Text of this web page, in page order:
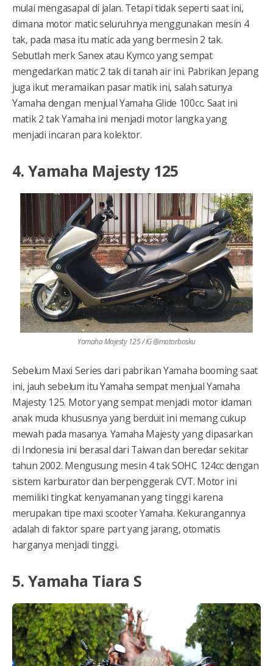
mulai mengasapal di jalan. Tetapi tidak seperti saat ini,
dimana motor matic seluruhnya menggunakan mesin 4
tak, pada masa itu matic ada yang bermesin 2 tak.
Sebutlah merk Sanex atau Kymco yang sempat
mengedarkan matic 2 tak di tanah air ini. Pabrikan Jepang
juga ikut meramaikan pasar matik ini, salah satunya
Yamaha dengan menjual Yamaha Glide 100cc. Saat ini
matik 2 tak Yamaha ini menjadi motor langka yang
menjadi incaran para kolektor.
4. Yamaha Majesty 125
Yamaha Majesty 125 / IG @motorbosku
Sebelum Maxi Series dari pabrikan Yamaha booming saat
ini, jauh sebelum itu Yamaha sempat menjual Yamaha
Majesty 125. Motor yang sempat menjadi motor idaman
anak muda khususnya yang berduit ini memang cukup
mewah pada masanya. Yamaha Majesty yang dipasarkan
di Indonesia ini berasal dari Taiwan dan beredar sekitar
tahun 2002. Mengusung mesin 4 tak SOHC 124cc dengan
sistem karburator dan berpenggerak CVT. Motor ini
memiliki tingkat kenyamanan yang tinggi karena
merupakan tipe maxi scooter Yamaha. Kekurangannya
adalah di faktor spare part yang jarang, otomatis
harganya menjadi tinggi.
5. Yamaha Tiara S